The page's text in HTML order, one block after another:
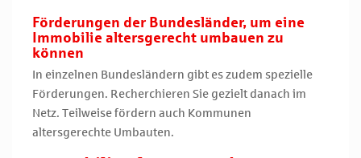
Förderungen der Bundesländer, um eine
Immobilie altersgerecht umbauen zu
können
In einzelnen Bundesländern gibt es zudem spezielle
Förderungen. Recherchieren Sie gezielt danach im
Netz. Teilweise fördern auch Kommunen
altersgerechte Umbauten.